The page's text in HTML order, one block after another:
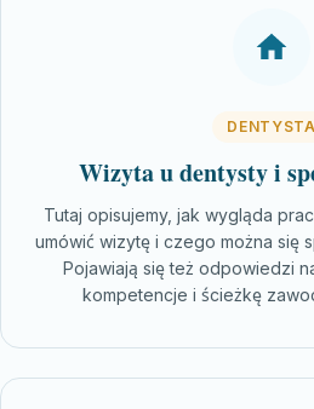
DENTYSTA
Wizyta u dentysty i
Tutaj opisujemy, jak wygląda
umówić wizytę i czego można się
Pojawiają się też odpowiedzi
kompetencje i ścieżkę